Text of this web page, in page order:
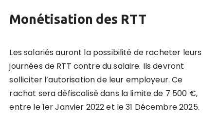
Monétisation des RTT
Les salariés auront la possibilité de racheter leurs
journées de RTT contre du salaire. Ils devront
solliciter l’autorisation de leur employeur. Ce
rachat sera défiscalisé dans la limite de 7 500 €,
entre le 1er Janvier 2022 et le 31 Décembre 2025.